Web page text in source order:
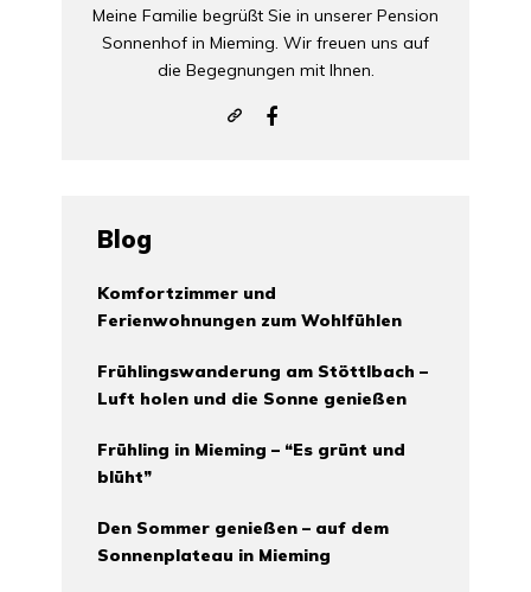
Meine Familie begrüßt Sie in unserer Pension
Sonnenhof in Mieming. Wir freuen uns auf
die Begegnungen mit Ihnen.
Blog
Komfortzimmer und
Ferienwohnungen zum Wohlfühlen
Frühlingswanderung am Stöttlbach –
Luft holen und die Sonne genießen
Frühling in Mieming – “Es grünt und
blüht”
Den Sommer genießen – auf dem
Sonnenplateau in Mieming